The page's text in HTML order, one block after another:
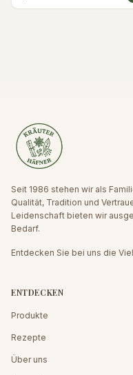
Seit 1986 stehen wir als
Qualität, Tradition und
Leidenschaft bieten wir
Bedarf.
Entdecken Sie bei uns die
ENTDECKEN
Produkte
Rezepte
Über uns